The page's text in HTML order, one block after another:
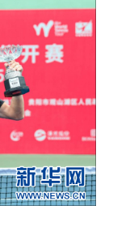
湖南